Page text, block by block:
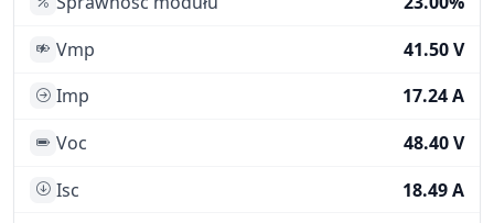
Vmp
41.50 V
Imp
17.24 A
Voc
48.40 V
Isc
18.49 A